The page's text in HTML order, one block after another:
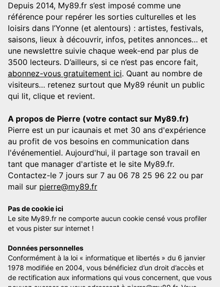
Depuis 2014, My89.fr s’est imposé comme une
référence pour repérer les sorties culturelles et les
loisirs dans l’Yonne (et alentours) : artistes, festivals,
saisons, lieux à découvrir, infos, petites annonces… et
une newslettre suivie chaque week-end par plus de
3500 lecteurs. D’ailleurs, si ce n’est pas encore fait,
abonnez-vous gratuitement ici. Quant au nombre de
visiteurs… retenez surtout que My89 réunit un public
qui lit, clique et revient.
A propos de Pierre (votre contact sur My89.fr)
Pierre est un pur icaunais et met 30 ans d'expérience
au profit de vos besoins en communication dans
l'événementiel. Aujourd'hui, il partage son travail en
tant que manager d'artiste et le site My89.fr.
Contactez-le 7 jours sur 7 au 06 78 25 96 22 ou par
mail sur pierre@my89.fr
Pas de cookie ici
Le site My89.fr ne comporte aucun cookie censé vous profiler
et vous pister sur internet !
Données personnelles
Conformément à la loi « informatique et libertés » du 6 janvier
1978 modifiée en 2004, vous bénéficiez d’un droit d’accès et
de rectification aux informations qui vous concernent, que vous